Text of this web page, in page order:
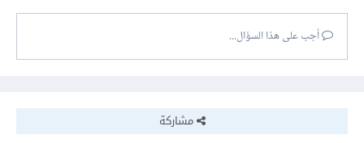
أجب على هذا السؤال...
مشاركة